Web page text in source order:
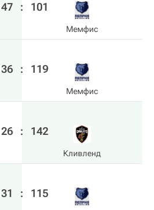
: 101
Мемфис
: 119
Мемфис
: 142
Кливленд
: 115